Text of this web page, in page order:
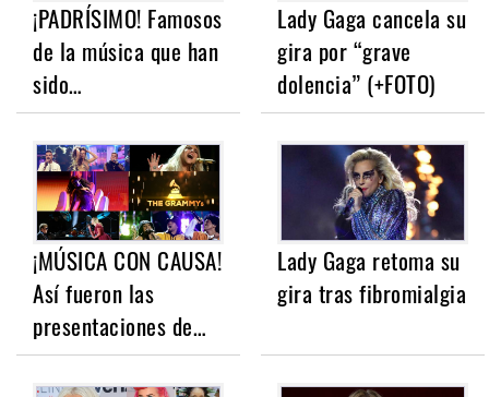
¡PADRÍSIMO! Famosos
de la música que han
sido…
Lady Gaga cancela su
gira por “grave
dolencia” (+FOTO)
¡MÚSICA CON CAUSA!
Así fueron las
presentaciones de…
Lady Gaga retoma su
gira tras fibromialgia